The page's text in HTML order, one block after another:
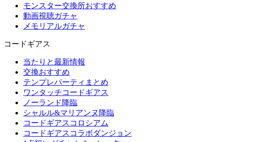
モンスター交換所おすすめ
動画視聴ガチャ
メモリアルガチャ
コードギアス
当たりと最新情報
交換おすすめ
テンプレパーティまとめ
ワンタッチコードギアス
ノーランド降臨
シャルル&マリアンヌ降臨
コードギアスコロシアム
コードギアスコラボダンジョン